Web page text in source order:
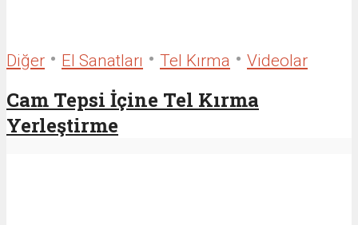
Diğer • El Sanatları • Tel Kırma • Videolar
Cam Tepsi İçine Tel Kırma
Yerleştirme